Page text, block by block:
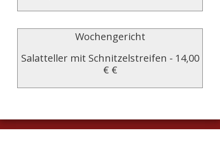
Wochengericht
Salatteller mit Schnitzelstreifen - 14,00
€ €